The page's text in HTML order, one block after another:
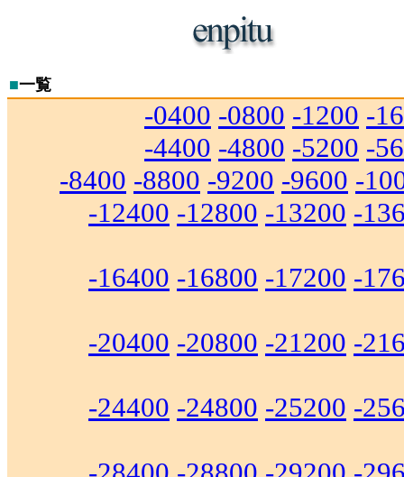
■一覧
-0400 -0800 -1200 -
-4400 -4800 -5200 -
-8400 -8800 -9200 -9600 -
-12400 -12800 -13200 -
-16400 -16800 -17200 -
-20400 -20800 -21200 -
-24400 -24800 -25200 -